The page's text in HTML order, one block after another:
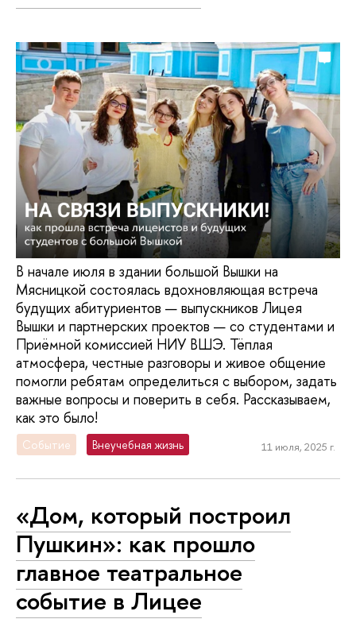
В начале июля в здании большой Вышки на
Мясницкой состоялась вдохновляющая встреча
будущих абитуриентов — выпускников Лицея
Вышки и партнерских проектов — со студентами и
Приёмной комиссией НИУ ВШЭ. Тёплая
атмосфера, честные разговоры и живое общение
помогли ребятам определиться с выбором, задать
важные вопросы и поверить в себя. Рассказываем,
как это было!
Событие Внеучебная жизнь 11 июля, 2025 г.
«Дом, который построил
Пушкин»: как прошло
главное театральное
событие в Лицее